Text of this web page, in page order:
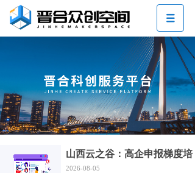
山西云之谷：高企申报梯度培
2026-08-05